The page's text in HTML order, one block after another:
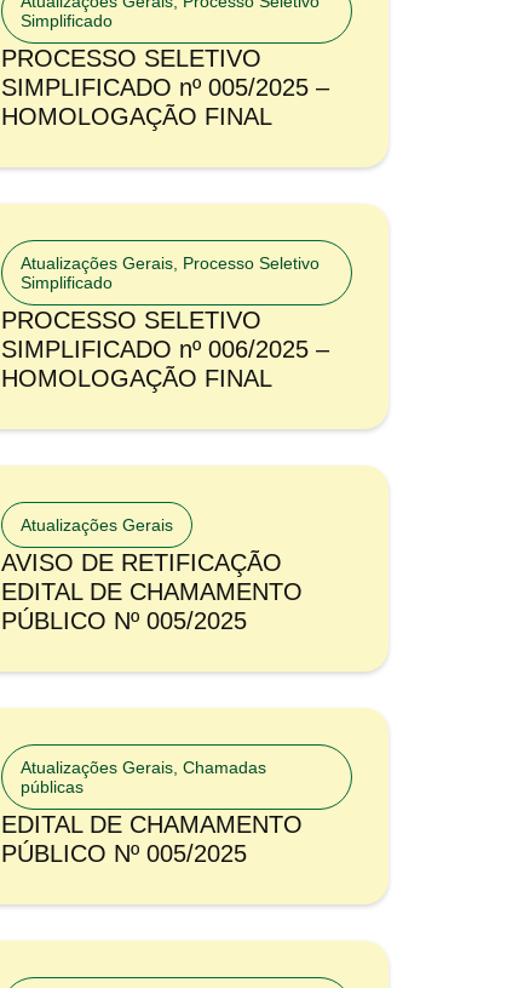
Simplificado
PROCESSO SELETIVO
SIMPLIFICADO nº 005/2025 –
HOMOLOGAÇÃO FINAL
Atualizações Gerais Processo Seletivo
Simplificado
PROCESSO SELETIVO
SIMPLIFICADO nº 006/2025 –
HOMOLOGAÇÃO FINAL
Atualizações Gerais
AVISO DE RETIFICAÇÃO
EDITAL DE CHAMAMENTO
PÚBLICO Nº 005/2025
Atualizações Gerais Chamadas
públicas
EDITAL DE CHAMAMENTO
PÚBLICO Nº 005/2025